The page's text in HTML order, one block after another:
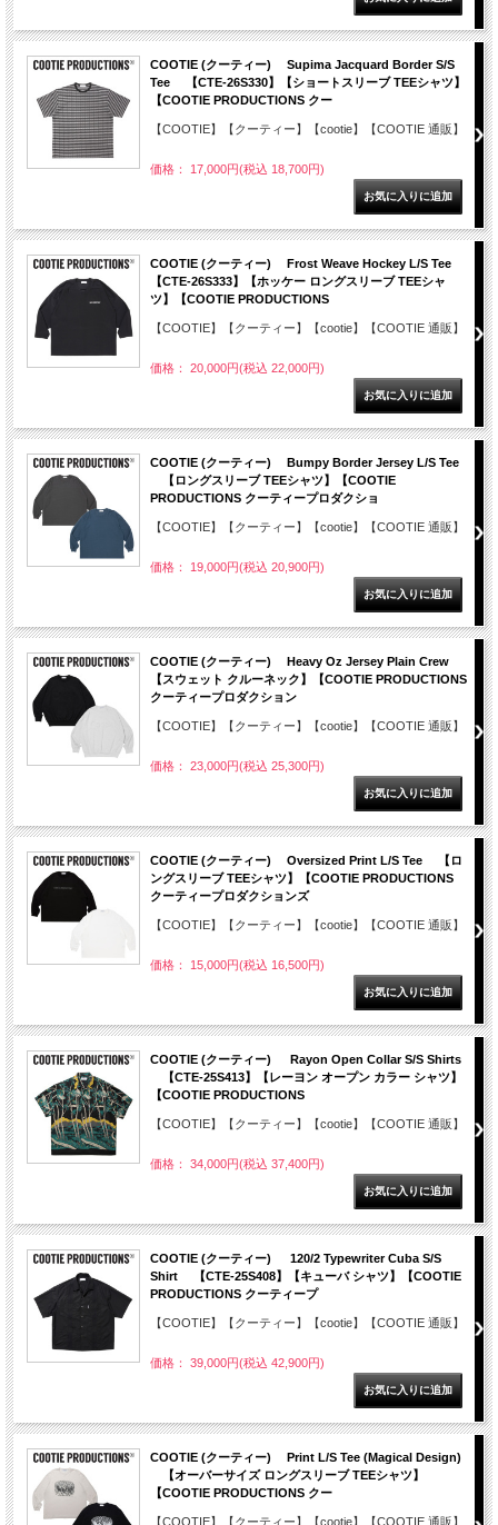
COOTIE (クーティー) Supima Jacquard Border S/S
Tee 【CTE-26S330】【ショートスリーブ TEEシャツ】
【COOTIE PRODUCTIONS クー
【COOTIE】【クーティー】【cootie】【COOTIE 通販】
価格： 17,000円(税込 18,700円)
COOTIE (クーティー) Frost Weave Hockey L/S Tee
【CTE-26S333】【ホッケー ロングスリーブ TEEシャ
ツ】【COOTIE PRODUCTIONS
【COOTIE】【クーティー】【cootie】【COOTIE 通販】
価格： 20,000円(税込 22,000円)
COOTIE (クーティー) Bumpy Border Jersey L/S Tee
【ロングスリーブ TEEシャツ】【COOTIE
PRODUCTIONS クーティープロダクショ
【COOTIE】【クーティー】【cootie】【COOTIE 通販】
価格： 19,000円(税込 20,900円)
COOTIE (クーティー) Heavy Oz Jersey Plain Crew
【スウェット クルーネック】【COOTIE PRODUCTIONS
クーティープロダクション
【COOTIE】【クーティー】【cootie】【COOTIE 通販】
価格： 23,000円(税込 25,300円)
COOTIE (クーティー) Oversized Print L/S Tee 【ロ
ングスリーブ TEEシャツ】【COOTIE PRODUCTIONS
クーティープロダクションズ
【COOTIE】【クーティー】【cootie】【COOTIE 通販】
価格： 15,000円(税込 16,500円)
COOTIE (クーティー) Rayon Open Collar S/S Shirts
【CTE-25S413】【レーヨン オープン カラー シャツ】
【COOTIE PRODUCTIONS
【COOTIE】【クーティー】【cootie】【COOTIE 通販】
価格： 34,000円(税込 37,400円)
COOTIE (クーティー) 120/2 Typewriter Cuba S/S
Shirt 【CTE-25S408】【キューバ シャツ】【COOTIE
PRODUCTIONS クーティープ
【COOTIE】【クーティー】【cootie】【COOTIE 通販】
価格： 39,000円(税込 42,900円)
COOTIE (クーティー) Print L/S Tee (Magical Design)
【オーバーサイズ ロングスリーブ TEEシャツ】
【COOTIE PRODUCTIONS クー
【COOTIE】【クーティー】【cootie】【COOTIE 通販】